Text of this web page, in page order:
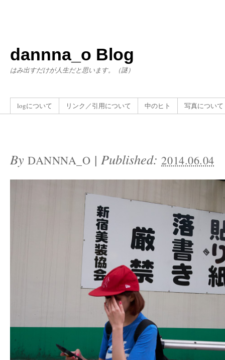
dannna_o Blog
はみ出すだけが人生だと思います。（謎）
logについて リンク／引用について 中のヒト 写真について
By DANNNA_O |Published:2014.06.04